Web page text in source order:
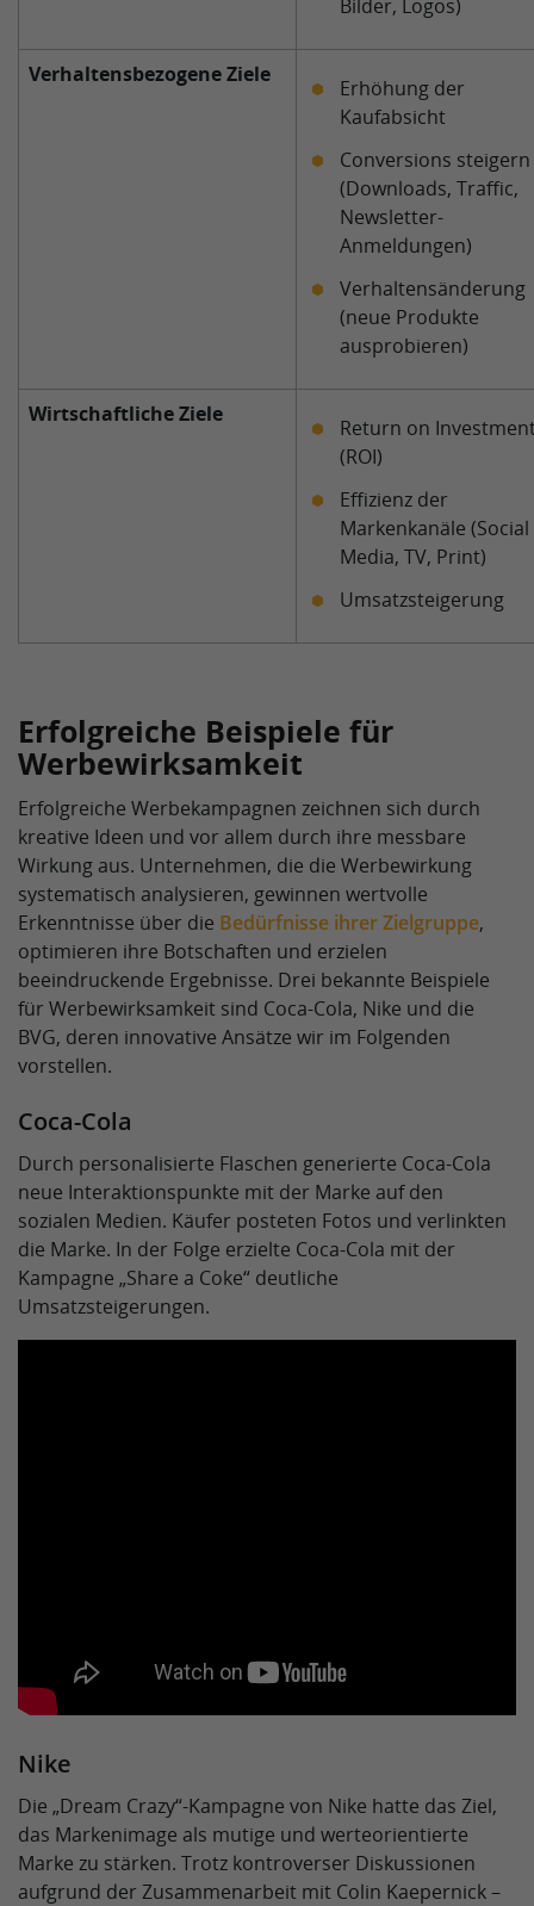
Bilder, Logos)
Verhaltensbezogene Ziele
Erhöhung der
Kaufabsicht
Conversions steigern
(Downloads, Traffic,
Newsletter-
Anmeldungen)
Verhaltensänderung
(neue Produkte
ausprobieren)
Wirtschaftliche Ziele
Return on
(ROI)
Effizienz der
Markenkanäle (Social
Media, TV, Print)
Umsatzsteigerung
Erfolgreiche Beispiele für
Werbewirksamkeit
Erfolgreiche Werbekampagnen zeichnen sich durch
kreative Ideen und vor allem durch ihre messbare
Wirkung aus. Unternehmen, die die Werbewirkung
systematisch analysieren, gewinnen wertvolle
Erkenntnisse über die Bedürfnisse ihrer Zielgruppe,
optimieren ihre Botschaften und erzielen
beeindruckende Ergebnisse. Drei bekannte Beispiele
für Werbewirksamkeit sind Coca-Cola, Nike und die
BVG, deren innovative Ansätze wir im Folgenden
vorstellen.
Coca-Cola
Durch personalisierte Flaschen generierte Coca-Cola
neue Interaktionspunkte mit der Marke auf den
sozialen Medien. Käufer posteten Fotos und verlinkten
die Marke. In der Folge erzielte Coca-Cola mit der
Kampagne „Share a Coke“ deutliche
Umsatzsteigerungen.
Nike
Die „Dream Crazy“-Kampagne von Nike hatte das Ziel,
das Markenimage als mutige und werteorientierte
Marke zu stärken. Trotz kontroverser Diskussionen
aufgrund der Zusammenarbeit mit Colin Kaepernick –